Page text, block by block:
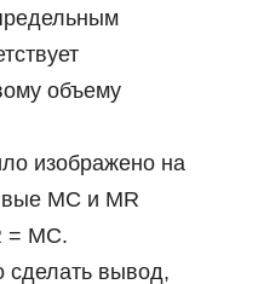
объему
изображено на
МС и MR
= МС.
сделать вывод,